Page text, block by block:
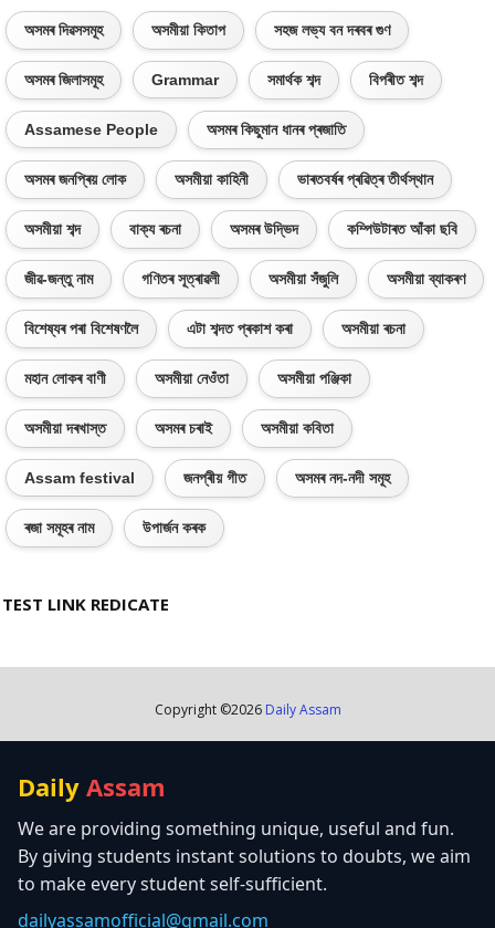
অসমৰ দিৱসসমূহ অসমীয়া কিতাপ সহজ লভ্য বন দৰবৰ গুণ
অসমৰ জিলাসমূহ Grammar সমাৰ্থক শব্দ বিপৰীত শব্দ
Assamese People অসমৰ কিছুমান ধানৰ প্ৰজাতি
অসমৰ জনপ্ৰিয় লোক অসমীয়া কাহিনী ভাৰতবৰ্ষৰ প্ৰৱিত্ৰ তীৰ্থস্থান
অসমীয়া শব্দ বাক্য ৰচনা অসমৰ উদ্ভিদ কম্পিউটাৰত আঁকা ছবি
জীৱ-জন্তু নাম গণিতৰ সূত্ৰাৱলী অসমীয়া সঁজুলি অসমীয়া ব্যাকৰণ
বিশেষ্যৰ পৰা বিশেষণলৈ এটা শব্দত প্ৰকাশ কৰা অসমীয়া ৰচনা
মহান লোকৰ বাণী অসমীয়া নেওঁতা অসমীয়া পঞ্জিকা
অসমীয়া দৰখাস্ত অসমৰ চৰাই অসমীয়া কবিতা
Assam festival জনপ্ৰীয় গীত অসমৰ নদ-নদী সমূহ
ৰজা সমূহৰ নাম উপাৰ্জন কৰক
TEST LINK REDICATE
Copyright ©2026 Daily Assam
Daily Assam
We are providing something unique, useful and fun.
By giving students instant solutions to doubts, we aim
to make every student self-sufficient.
dailyassamofficial@gmail.com